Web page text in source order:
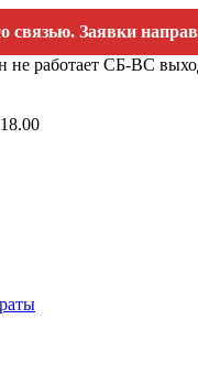
Заявки
не работает СБ-ВС